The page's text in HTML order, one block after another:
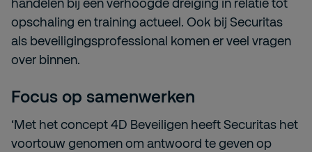
opschaling en training actueel. Ook bij Securitas
als beveiligingsprofessional komen er veel vragen
over binnen.
Focus op samenwerken
‘Met het concept 4D Beveiligen heeft Securitas het
voortouw genomen om antwoord te geven op